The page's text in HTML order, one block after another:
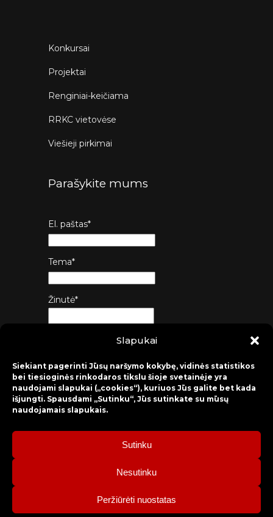
Slapukai
Siekiant pagerinti Jūsų naršymo kokybę, vidinės statistikos
bei tiesioginės rinkodaros tikslu šioje svetainėje yra
naudojami slapukai („cookies“), kuriuos Jūs galite bet kada
išjungti. Spausdami „Sutinku“, Jūs sutinkate su mūsų
naudojamais slapukais.
Sutinku
Nesutinku
Peržiūrėti nuostatas
Konkursai
Projektai
Renginiai-keičiama
RRKC vietovėse
Viešieji pirkimai
Parašykite mums
El. paštas*
Tema*
Žinutė*
2026 © Raseinių rajono kultūros centras
+370 428 52 579.